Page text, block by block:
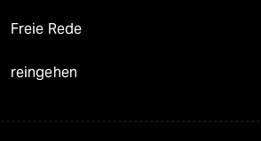
Freie Rede
reingehen